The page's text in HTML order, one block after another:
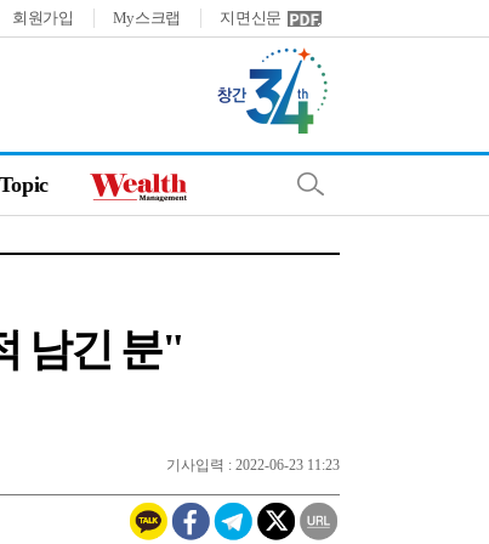
회원가입 My스크랩 지면신문
남긴 분"
기사입력 : 2022-06-23 11:23